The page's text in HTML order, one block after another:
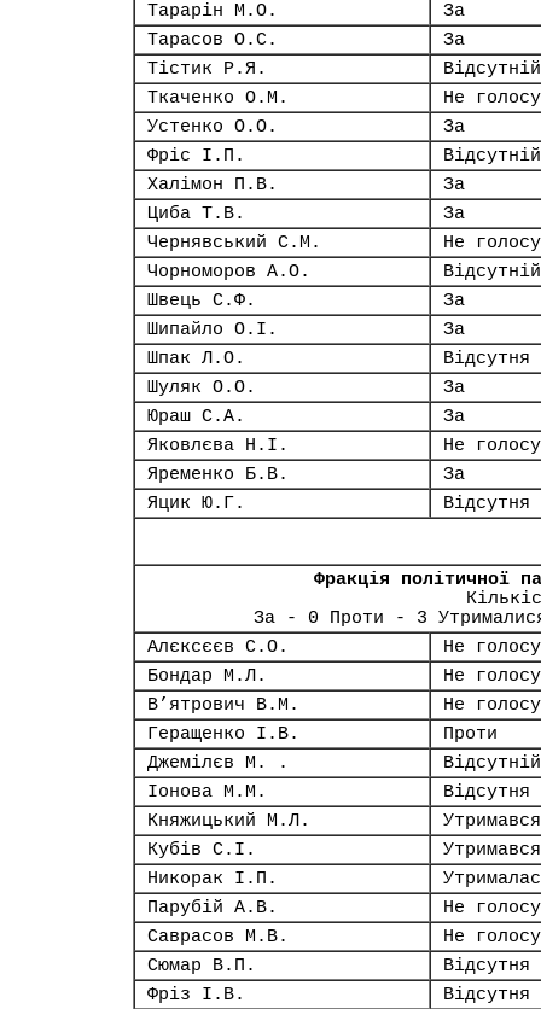
Тарарін М.О.
За
Тарасов О.С.
За
Тістик Р.Я.
Відсутній
Ткаченко О.М.
Не
Устенко О.О.
За
Фріс І.П.
Відсутній
Халімон П.В.
За
Циба Т.В.
За
Чернявський С.М.
Не
Чорноморов А.О.
Відсутній
Швець С.Ф.
За
Шипайло О.І.
За
Шпак Л.О.
Відсутня
Шуляк О.О.
За
Юраш С.А.
За
Яковлєва Н.І.
Не
Яременко Б.В.
За
Яцик Ю.Г.
Відсутня
Фракція політичної
За - 0 Проти - 3
Алєксєєв С.О.
Не
Бондар М.Л.
Не
В’ятрович В.М.
Не
Геращенко І.В.
Проти
Джемілєв М. .
Відсутній
Іонова М.М.
Відсутня
Княжицький М.Л.
Утримався
Кубів С.І.
Утримався
Никорак І.П.
Парубій А.В.
Не
Саврасов М.В.
Не
Сюмар В.П.
Відсутня
Фріз І.В.
Відсутня